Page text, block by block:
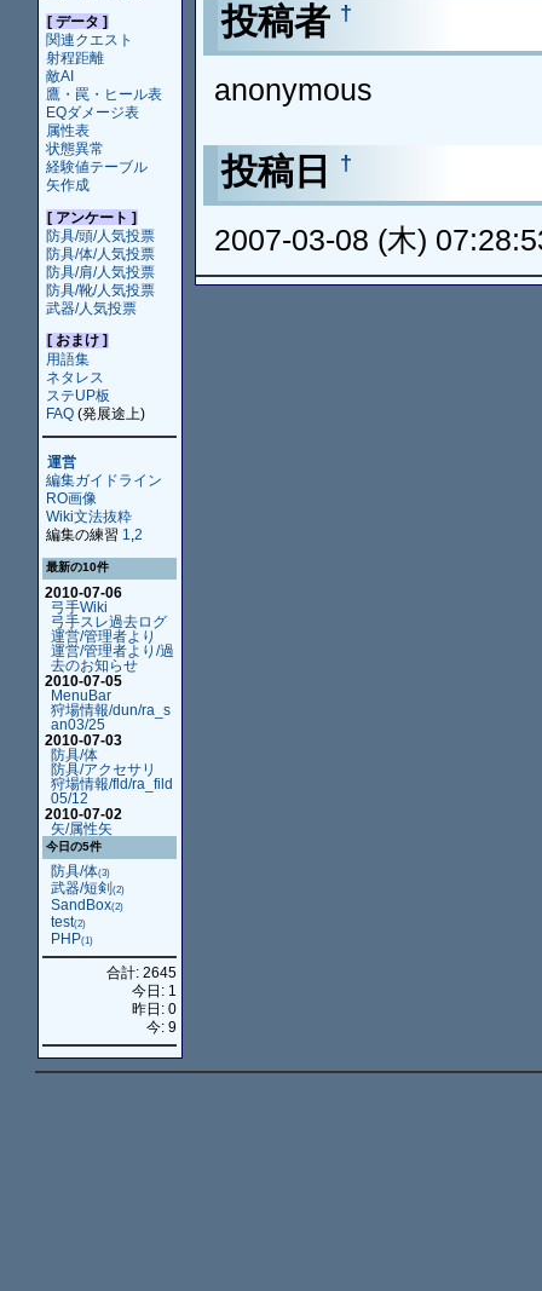
[ データ ]
関連クエスト
射程距離
敵AI
鷹・罠・ヒール表
EQダメージ表
属性表
状態異常
経験値テーブル
矢作成
[ アンケート ]
防具/頭/人気投票
防具/体/人気投票
防具/肩/人気投票
防具/靴/人気投票
武器/人気投票
[ おまけ ]
用語集
ネタレス
ステUP板
FAQ(発展途上)
運営
編集ガイドライン
RO画像
Wiki文法抜粋
編集の練習 1 2
最新の10件
2010-07-06
弓手Wiki
弓手スレ過去ログ
運営/管理者より
運営/管理者より/過
去のお知らせ
2010-07-05
MenuBar
狩場情報/dun/ra_s
an03/25
2010-07-03
防具/体
防具/アクセサリ
狩場情報/fld/ra_fild
05/12
2010-07-02
矢/属性矢
今日の5件
防具/体(3)
武器/短剣(2)
SandBox(2)
test(2)
PHP(1)
合計: 2645
今日: 1
昨日: 0
今: 9
投稿者 †
anonymous
投稿日 †
2007-03-08 (木)